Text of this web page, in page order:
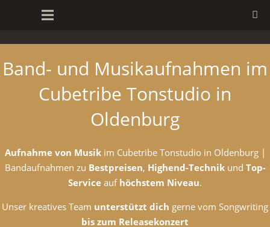
Band- und Musikaufnahmen im
Cubetribe Tonstudio in
Oldenburg
Aufnahme von Musikim Cubetribe Tonstudio in Oldenburg |
Bandaufnahmen zu Bestpreisen, Highend-Technikund Top-
Service auf höchstem Niveau.
Unser kreatives Team unterstützt dich gerne vom Songwriting
bis zum Releasekonzert